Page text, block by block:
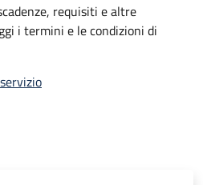
requisiti e altre
i termini e le condizioni di